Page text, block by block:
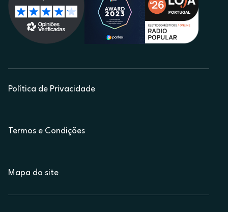
Política de Privacidade
Termos e Condições
Mapa do site